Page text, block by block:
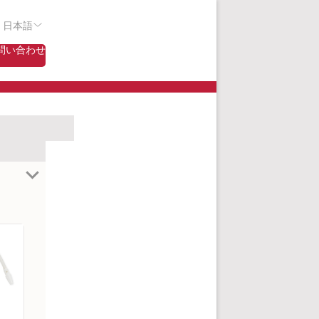
日本語
い合わせ